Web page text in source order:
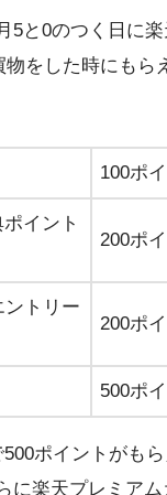
5と0のつく日に
物をした時にもら
100ポ
イント
200ポ
ントリー
200ポ
500ポ
ポイントがも
に楽天プレミア